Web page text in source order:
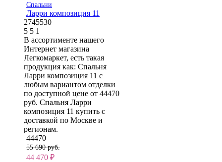
Спальни
Ларри композиция 11
2745530
5 5 1
В ассортименте нашего
Интернет магазина
Легкомаркет, есть такая
продукция как: Спальня
Ларри композиция 11 с
любым вариантом отделки
по доступной цене от 44470
руб. Спальня Ларри
композиция 11 купить с
доставкой по Москве и
регионам.
44470
55 690 руб.
44 470 ₽